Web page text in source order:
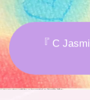
★アロマハーブ
『 C